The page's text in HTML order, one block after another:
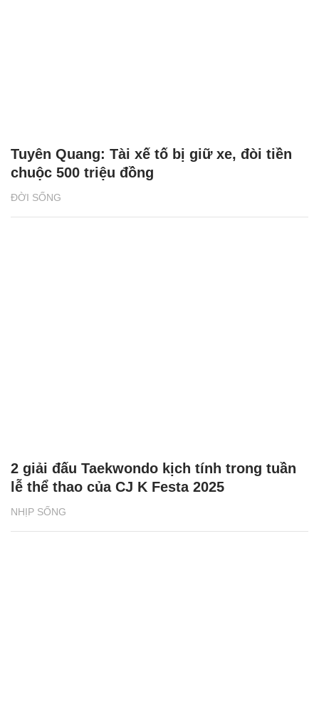
ĐỜI SỐNG
Tuyên Quang: Tài xế tố bị giữ xe, đòi tiền
chuộc 500 triệu đồng
NHỊP SỐNG
2 giải đấu Taekwondo kịch tính trong tuần
lễ thể thao của CJ K Festa 2025